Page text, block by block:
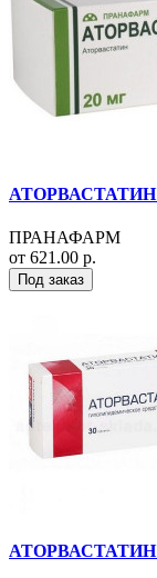
ПРАНАФАРМ
от 621.00 р.
Под заказ
АТОРВАСТАТИН